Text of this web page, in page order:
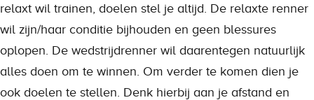
relaxt wil trainen, doelen stel je altijd. De relaxte renner
wil zijn/haar conditie bijhouden en geen blessures
oplopen. De wedstrijdrenner wil daarentegen natuurlijk
alles doen om te winnen. Om verder te komen dien je
ook doelen te stellen. Denk hierbij aan je afstand en